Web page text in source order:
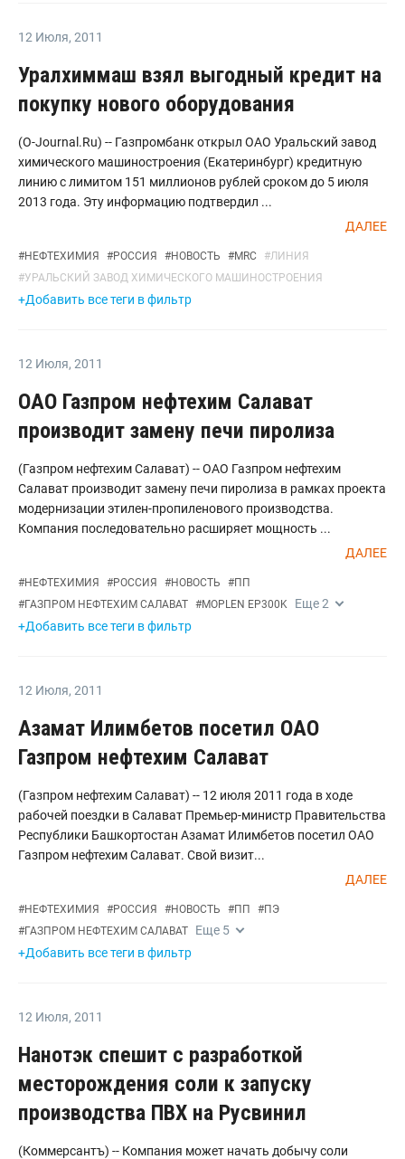
12 Июля, 2011
Уралхиммаш взял выгодный кредит на
покупку нового оборудования
(O-Journal.Ru) -- Газпромбанк открыл ОАО Уральский завод
химического машиностроения (Екатеринбург) кредитную
линию с лимитом 151 миллионов рублей сроком до 5 июля
2013 года. Эту информацию подтвердил ...
ДАЛЕЕ
#НЕФТЕХИМИЯ #РОССИЯ #НОВОСТЬ #MRC #ЛИНИЯ
#УРАЛЬСКИЙ ЗАВОД ХИМИЧЕСКОГО МАШИНОСТРОЕНИЯ
+Добавить все теги в фильтр
12 Июля, 2011
ОАО Газпром нефтехим Салават
производит замену печи пиролиза
(Газпром нефтехим Салават) -- ОАО Газпром нефтехим
Салават производит замену печи пиролиза в рамках проекта
модернизации этилен-пропиленового производства.
Компания последовательно расширяет мощность ...
ДАЛЕЕ
#НЕФТЕХИМИЯ #РОССИЯ #НОВОСТЬ #ПП
#ГАЗПРОМ НЕФТЕХИМ САЛАВАТ #MOPLEN EP300K Еще2
+Добавить все теги в фильтр
12 Июля, 2011
Азамат Илимбетов посетил ОАО
Газпром нефтехим Салават
(Газпром нефтехим Салават) -- 12 июля 2011 года в ходе
рабочей поездки в Салават Премьер-министр Правительства
Республики Башкортостан Азамат Илимбетов посетил ОАО
Газпром нефтехим Салават. Свой визит...
ДАЛЕЕ
#НЕФТЕХИМИЯ #РОССИЯ #НОВОСТЬ #ПП #ПЭ
#ГАЗПРОМ НЕФТЕХИМ САЛАВАТ Еще 5
+Добавить все теги в фильтр
12 Июля, 2011
Нанотэк спешит с разработкой
месторождения соли к запуску
производства ПВХ на Русвинил
(Коммерсантъ) -- Компания может начать добычу соли